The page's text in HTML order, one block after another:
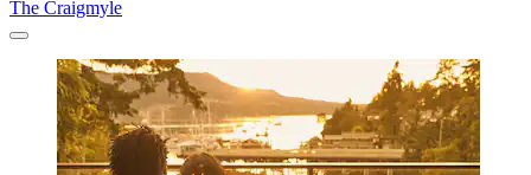
The Craigmyle